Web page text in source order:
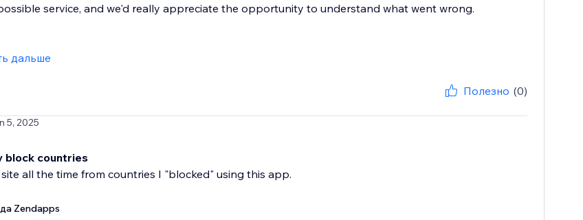
service, and we'd really appreciate the opportunity to understand what went wrong.
дальше
Полезно (0)
5, 2025
block countries
all the time from countries I "blocked" using this app.
Zendapps